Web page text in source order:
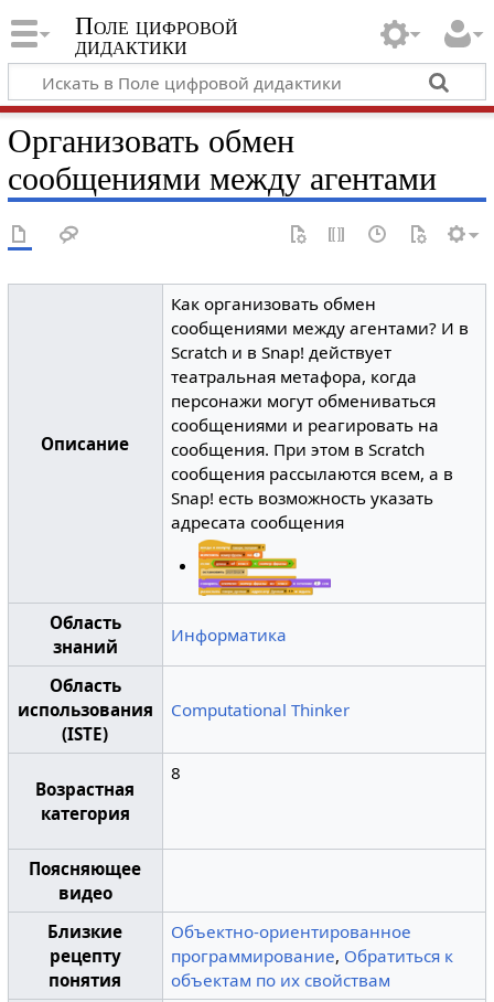
Поле цифровой
дидактики
Организовать обмен
сообщениями между агентами
Описание
Как организовать обмен
сообщениями между агентами? И в
Scratch и в Snap! действует
театральная метафора, когда
персонажи могут обмениваться
сообщениями и реагировать на
сообщения. При этом в Scratch
сообщения рассылаются всем, а в
Snap! есть возможность указать
адресата сообщения
Область
знаний
Информатика
Область
использования
(ISTE)
Computational Thinker
Возрастная
категория
8
Поясняющее
видео
Близкие
рецепту
понятия
Объектно-ориентированное
программирование, Обратиться к
объектам по их свойствам